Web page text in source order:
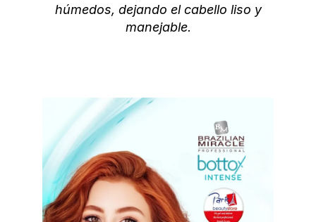
húmedos, dejando el cabello liso y
manejable.